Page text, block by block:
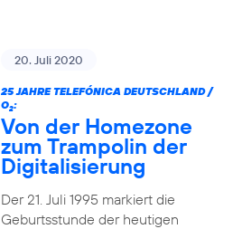
20. Juli 2020
25 JAHRE TELEFÓNICA DEUTSCHLAND /
O2:
Von der Homezone
zum Trampolin der
Digitalisierung
Der 21. Juli 1995 markiert die
Geburtsstunde der heutigen